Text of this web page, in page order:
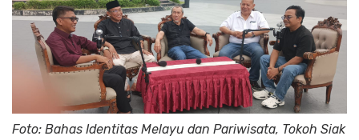
Foto: Bahas Identitas Melayu dan Pariwisata, Tokoh Siak